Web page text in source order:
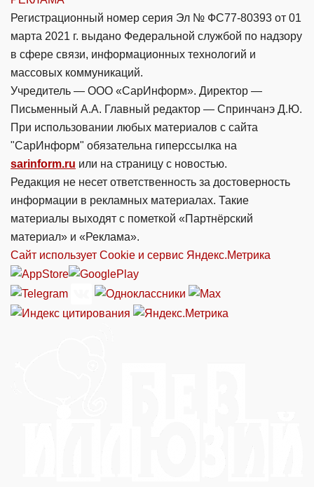
Регистрационный номер серия Эл № ФС77-80393 от 01
марта 2021 г. выдано Федеральной службой по надзору
в сфере связи, информационных технологий и
массовых коммуникаций.
Учредитель — ООО «СарИнформ». Директор —
Письменный А.А. Главный редактор — Спринчанэ Д.Ю.
При использовании любых материалов с сайта
"СарИнформ" обязательна гиперссылка на
sarinform.ru или на страницу с новостью.
Редакция не несет ответственность за достоверность
информации в рекламных материалах. Такие
материалы выходят с пометкой «Партнёрский
материал» и «Реклама».
Сайт использует Cookie и сервиc Яндекс.Метрика